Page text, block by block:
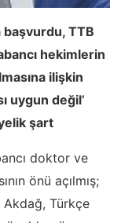
başvurdu, TTB
hekimlerin
ilişkin
uygun değil’
şart
doktor ve
önü açılmış;
Akdağ, Türkçe